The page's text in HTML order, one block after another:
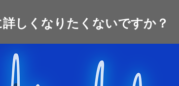
しくなりたくないですか？